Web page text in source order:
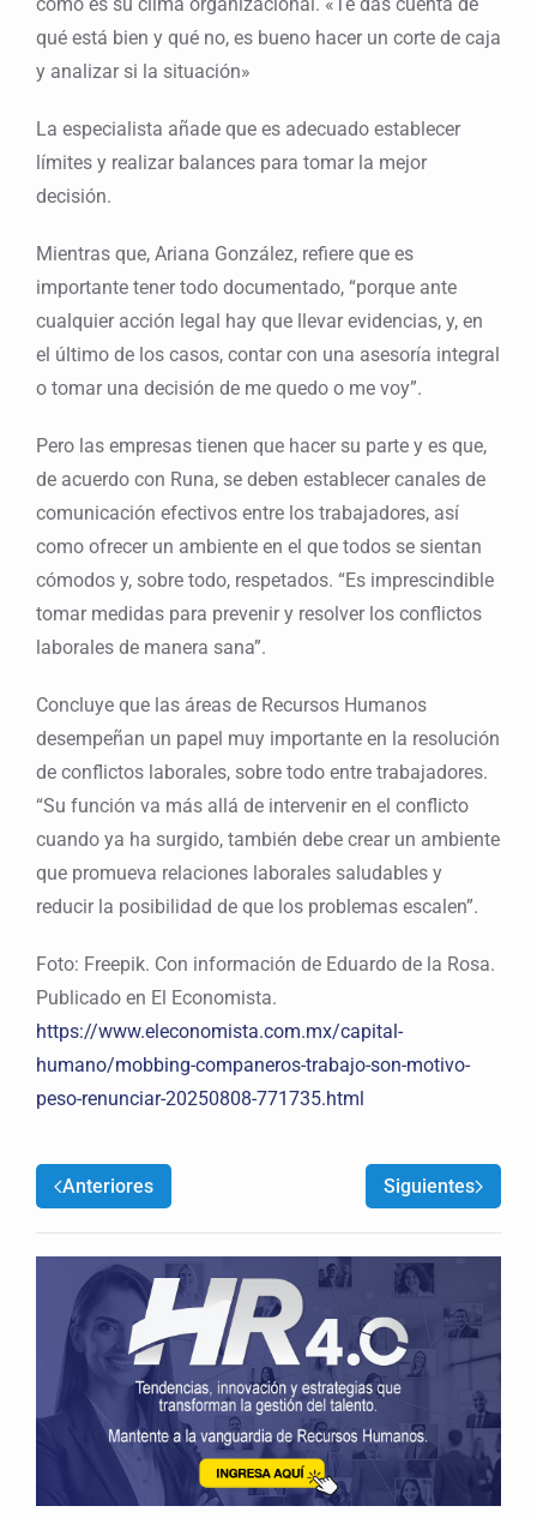
qué está bien y qué no, es bueno hacer un corte de caja
y analizar si la situación»
La especialista añade que es adecuado establecer
límites y realizar balances para tomar la mejor
decisión.
Mientras que, Ariana González, refiere que es
importante tener todo documentado, “porque ante
cualquier acción legal hay que llevar evidencias, y, en
el último de los casos, contar con una asesoría integral
o tomar una decisión de me quedo o me voy”.
Pero las empresas tienen que hacer su parte y es que,
de acuerdo con Runa, se deben establecer canales de
comunicación efectivos entre los trabajadores, así
como ofrecer un ambiente en el que todos se sientan
cómodos y, sobre todo, respetados. “Es imprescindible
tomar medidas para prevenir y resolver los conflictos
laborales de manera sana”.
Concluye que las áreas de Recursos Humanos
desempeñan un papel muy importante en la resolución
de conflictos laborales, sobre todo entre trabajadores.
“Su función va más allá de intervenir en el conflicto
cuando ya ha surgido, también debe crear un ambiente
que promueva relaciones laborales saludables y
reducir la posibilidad de que los problemas escalen”.
Foto: Freepik. Con información de Eduardo de la Rosa.
Publicado en El Economista.
https://www.eleconomista.com.mx/capital-
humano/mobbing-companeros-trabajo-son-motivo-
peso-renunciar-20250808-771735.html
Anteriores Siguientes